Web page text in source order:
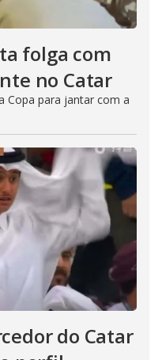
folga com
no Catar
Copa para jantar com a
do Catar